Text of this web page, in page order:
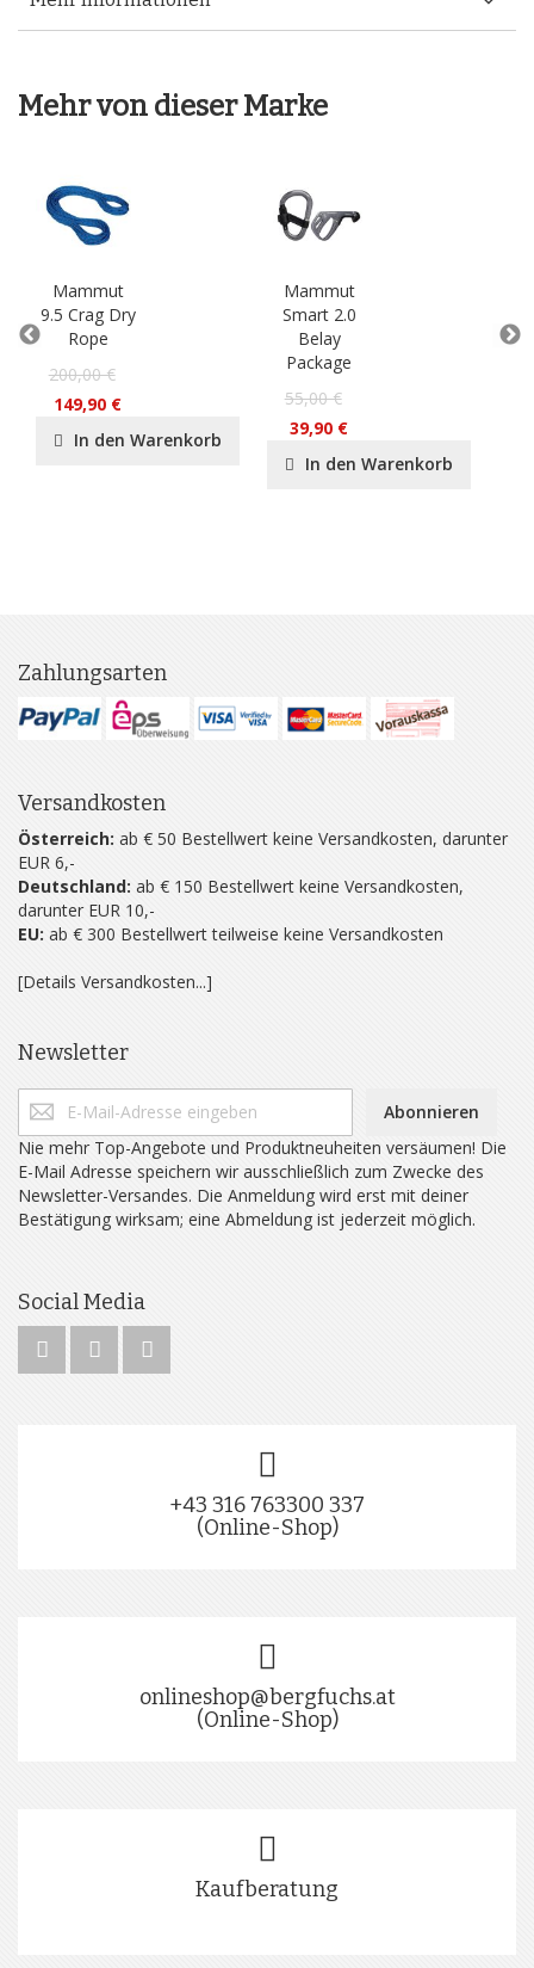
Mehr von dieser Marke
Mammut
9.5 Crag Dry
Rope
200,00 €
149,90 €
In den Warenkorb
Mammut
Smart 2.0
Belay
Package
55,00 €
39,90 €
In den Warenkorb
Zahlungsarten
Versandkosten
Österreich: ab € 50 Bestellwert keine Versandkosten, darunter
EUR 6,-
Deutschland: ab € 150 Bestellwert keine Versandkosten,
darunter EUR 10,-
EU: ab € 300 Bestellwert teilweise keine Versandkosten
[Details Versandkosten...]
Newsletter
Abonnieren
Nie mehr Top-Angebote und Produktneuheiten versäumen! Die
E-Mail Adresse speichern wir ausschließlich zum Zwecke des
Newsletter-Versandes. Die Anmeldung wird erst mit deiner
Bestätigung wirksam; eine Abmeldung ist jederzeit möglich.
Social Media
+43 316 763300 337
(Online-Shop)
onlineshop@bergfuchs.at
(Online-Shop)
Kaufberatung